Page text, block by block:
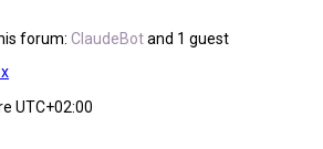
forum: ClaudeBotand 1 guest
UTC+02:00